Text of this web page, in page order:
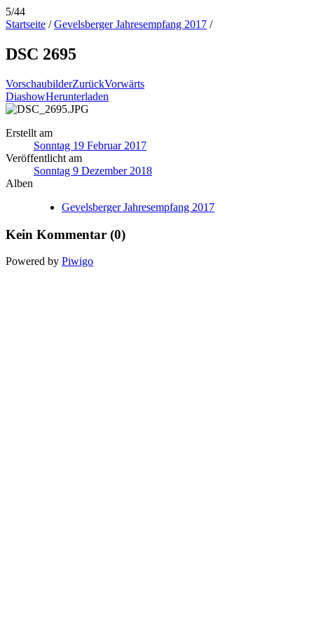
5/44
Startseite /Gevelsberger Jahresempfang 2017 /
DSC 2695
VorschaubilderZurückVorwärts
DiashowHerunterladen
Erstellt am
Sonntag 19 Februar 2017
Veröffentlicht am
Sonntag 9 Dezember 2018
Alben
Gevelsberger Jahresempfang 2017
Kein Kommentar (0)
Powered by Piwigo